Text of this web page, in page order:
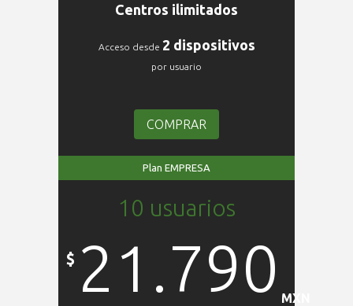
Centros ilimitados
Acceso desde 2 dispositivos
por usuario
COMPRAR
Plan EMPRESA
10 usuarios
$ 21.790 MXN